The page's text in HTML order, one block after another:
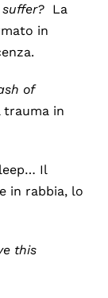
suffer? La
in
of
in
Il
in rabbia, lo
this